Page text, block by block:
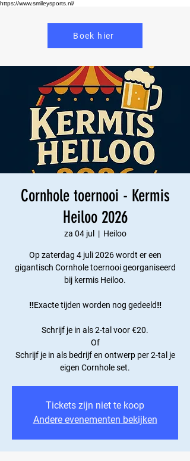
https://www.smileysports.nl/
Boek hier
Cornhole toernooi - Kermis
Heiloo 2026
za 04 jul
  |
Heiloo
Op zaterdag 4 juli 2026 wordt er een
gigantisch Cornhole toernooi georganiseerd
bij kermis Heiloo.
‼️Exacte tijden worden nog gedeeld‼️
Schrijf je in als 2-tal voor €20.
Of
Schrijf je in als bedrijf en ontwerp per 2-tal je
eigen Cornhole set.
Tickets zijn niet te koop
Andere evenementen bekijken